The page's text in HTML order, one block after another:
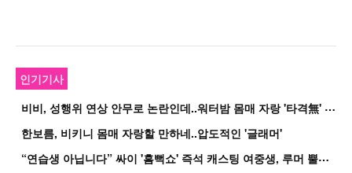
인기기사
비
비, 성행위 연상 안무로 논란인데..워터밤 몸매 자랑 '타격無' 근황
한보름, 비키니 몸매 자랑할 만하네..압도적인 '글래머'
“
연습생 아닙니다” 싸이 '흠뻑쇼' 즉석 캐스팅 여중생, 루머 뿔났다[Oh!쎈 이...